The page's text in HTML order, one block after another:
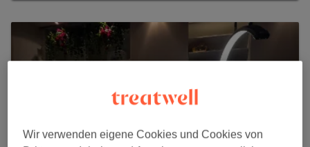
Wir verwenden eigene Cookies und Cookies von